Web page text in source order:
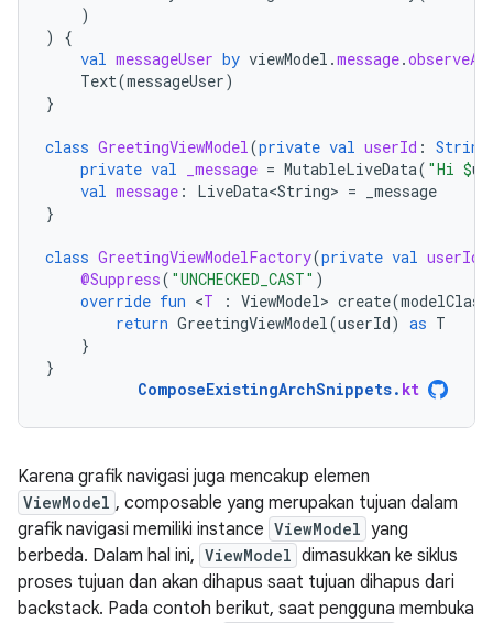
)
)
{
val messageUser by viewModel .message.
Text(messageUser)
}
class GreetingViewModel(private val userId : String
private val _message = MutableLiveData( "Hi $
val message : LiveData<String> =
_message
}
class GreetingViewModelFactory(private val userId
@Suppress( "UNCHECKED_CAST" )
override fun <T : ViewModel> create(modelClass
return GreetingViewModel(userId) as T
}
}
ComposeExistingArchSnippets. kt
Karena grafik navigasi juga mencakup elemen
ViewModel , composable yang merupakan tujuan dalam
grafik navigasi memiliki instance ViewModel yang
berbeda. Dalam hal ini, ViewModel dimasukkan ke siklus
proses tujuan dan akan dihapus saat tujuan dihapus dari
backstack. Pada contoh berikut, saat pengguna membuka